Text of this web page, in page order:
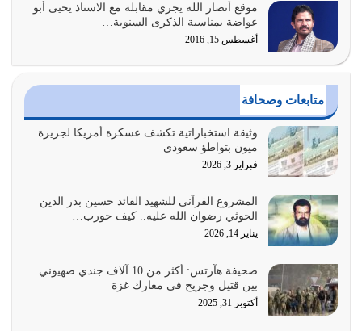
وعد الله تعالى من يُقتل في سبيله بالحياة الأبدية والرزق
والاستبشار والنجاة والخلود في…
يوليو 29, 2026
القرآن الكريم هو أهم مصدر لمعرفة رسول الله معرفة سيرته
معرفة شخصيته معرفة عظمته
يوليو 28, 2026
هل نحن من الصالحين؟ قيِّم نفسك هنا اترك القرآن على أصله
وأعرض نفسك، وأعرض ما لديك على…
يوليو 27, 2026
عندما يكون عدوك هو عدو الله معناه أن تكون نقاط الضعف
فيه كثيرة وسينصرك الله عليه إذا…
يوليو 26, 2026
أراد الله لهذه الأمة ان تكون خير امة أخرجت للناس بالنهوض
بالأمر بالمعروف والنهي عن…
موقع أنصار الله يجري مقابلة مع الاستاذ يحيى أبو
عواضة بمناسبة الذكرى السنوية…
أغسطس 15, 2016
متابعات وصحافة
وثيقة استخباراتية تكشف عسكرة أمريكا لجزيرة
ميون بتواطؤ سعودي
فبراير 3, 2026
المشروع القرآني للشهيد القائد حسين بدر الدين
الحوثي رضوان الله عليه.. كيف حورب…
يناير 14, 2026
صحيفة هآرتس: أكثر من 10 آلاف جندي صهيوني
بين قتيل وجريح في معارك غزة
أكتوبر 31, 2025